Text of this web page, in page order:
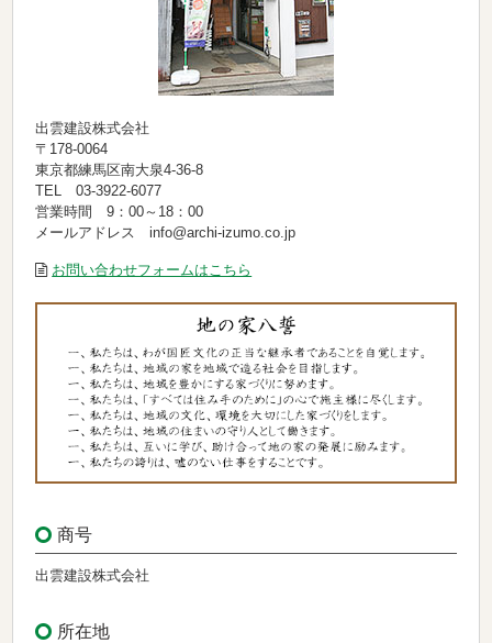
出雲建設株式会社
〒178-0064
東京都練馬区南大泉4-36-8
TEL 03-3922-6077
営業時間 9：00～18：00
メールアドレス info@archi-izumo.co.jp
お問い合わせフォームはこちら
商号
出雲建設株式会社
所在地